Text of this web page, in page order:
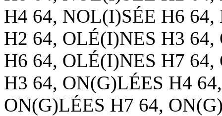
H4 64, NOL(I)SÉE H6
H2 64, OLÉ(I)NES H3
H6 64, OLÉ(I)NES H7
H3 64, ON(G)LÉES H4
ON(G)LÉES H7 64,